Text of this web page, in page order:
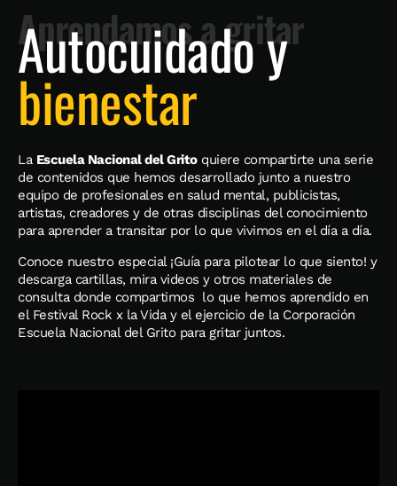
Aprendamos a gritar
Autocuidado y
bienestar
La Escuela Nacional del Gritoquiere compartirte una serie
de contenidos que hemos desarrollado junto a nuestro
equipo de profesionales en salud mental, publicistas,
artistas, creadores y de otras disciplinas del conocimiento
para aprender a transitar por lo que vivimos en el día a día.
Conoce nuestro especial ¡Guía para pilotear lo que siento! y
descarga cartillas, mira videos y otros materiales de
consulta donde compartimos lo que hemos aprendido en
el Festival Rock x la Vida y el ejercicio de la Corporación
Escuela Nacional del Grito para gritar juntos.